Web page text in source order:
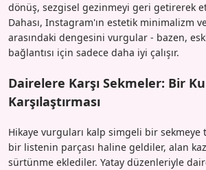
dönüş, sezgisel gezinmeyi geri getirerek
Dahası, Instagram'ın estetik minimalizm
arasındaki dengesini vurgular - bazen,
bağlantısı için sadece daha iyi çalışır.
Dairelere Karşı Sekmeler: Bir
Karşılaştırması
Hikaye vurguları kalp simgeli bir sekmeye
bir listenin parçası haline geldiler, alan
sürtünme eklediler. Yatay düzenleriyle